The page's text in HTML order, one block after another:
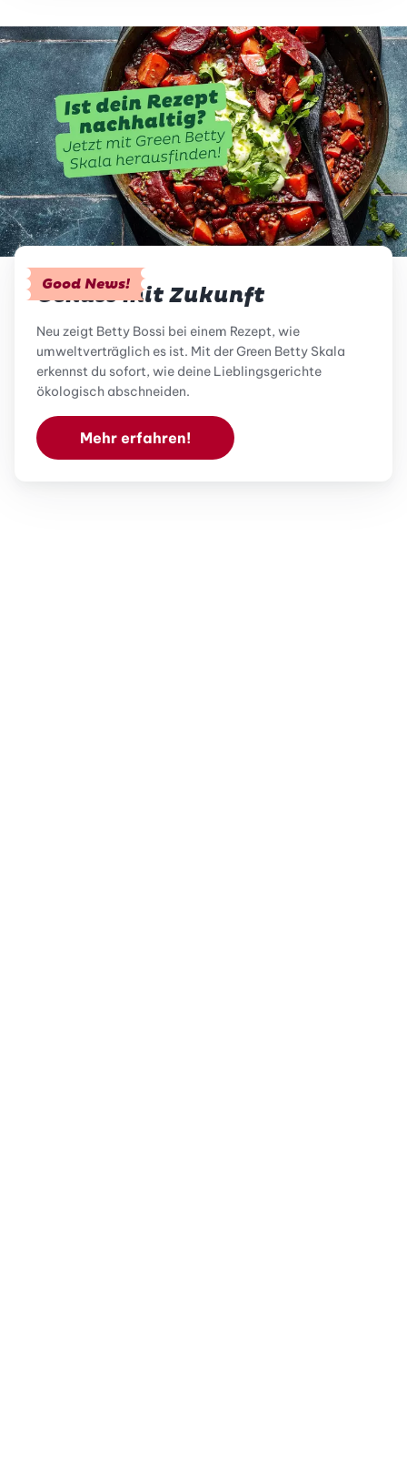
Good News!
Genuss mit Zukunft
Neu zeigt Betty Bossi bei einem Rezept, wie
umweltverträglich es ist. Mit der Green Betty Skala
erkennst du sofort, wie deine Lieblingsgerichte
ökologisch abschneiden.
Mehr erfahren!